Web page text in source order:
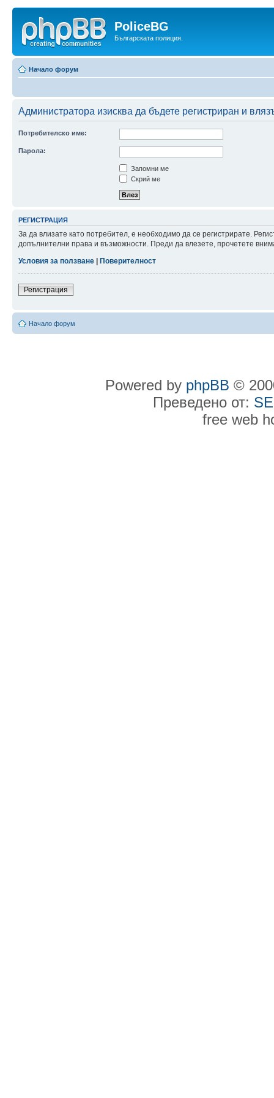
PoliceBG
Българската полиция.
Начало форум
Администратора изисква да бъдете регистриран и
Потребителско име:
Парола:
Запомни ме
Скрий ме
РЕГИСТРАЦИЯ
За да влизате като потребител, е необходимо да се регистрирате.
допълнителни права и възможности. Преди да влезете, прочетете
Условия за ползване
Поверителност
Регистрация
Начало форум
Powered by phpBB ©
Преведено от:
free web